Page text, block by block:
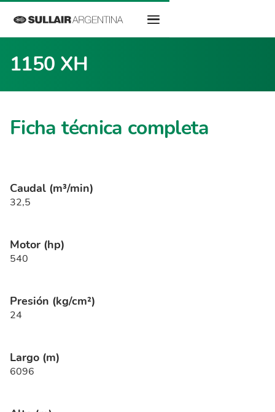
1150 XH
Ficha técnica completa
Caudal (m³/min)
32,5
Motor (hp)
540
Presión (kg/cm²)
24
Largo (m)
6096